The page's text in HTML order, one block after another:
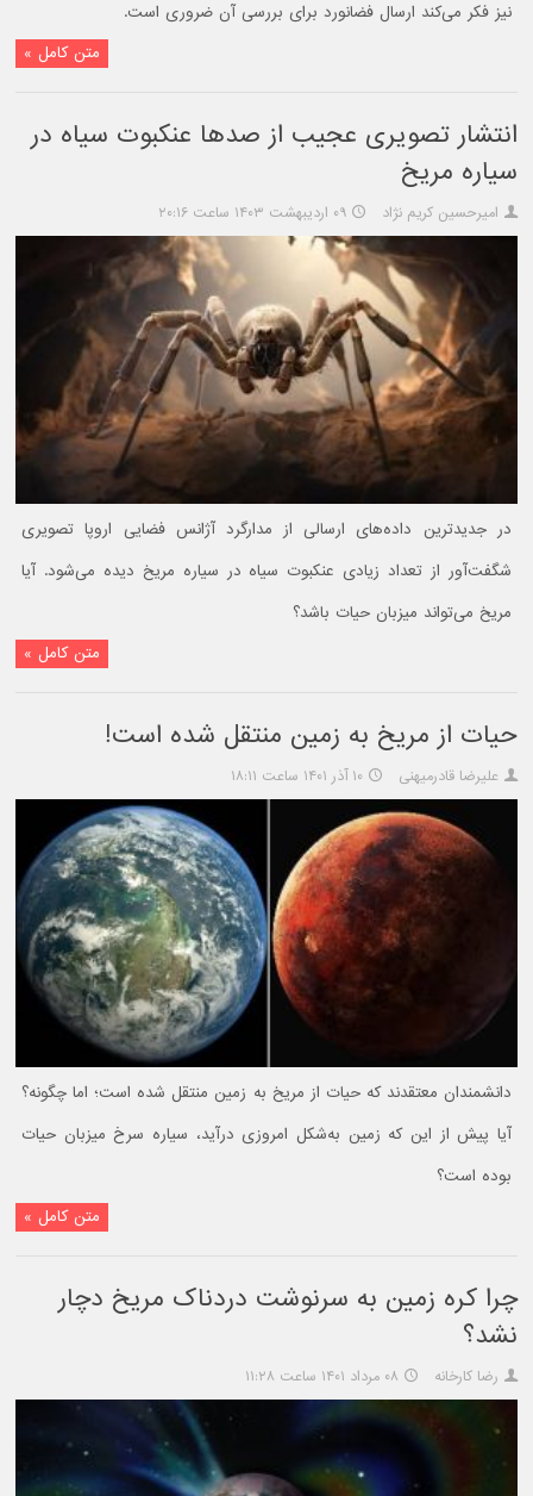
نیز فکر می‌کند ارسال فضانورد برای بررسی آن ضروری است.
متن کامل »
انتشار تصویری عجیب از صدها عنکبوت سیاه در
سیاره مریخ
امیرحسین کریم نژاد ۰۹ اردیبهشت ۱۴۰۳ ساعت ۲۰:۱۶
در جدیدترین داده‌های ارسالی از مدارگرد آژانس فضایی اروپا تصویری
شگفت‌آور از تعداد زیادی عنکبوت سیاه در سیاره مریخ دیده می‌شود. آیا
مریخ می‌تواند میزبان حیات باشد؟
متن کامل »
حیات از مریخ به زمین منتقل شده است!
علیرضا قادرمیهنی ۱۰ آذر ۱۴۰۱ ساعت ۱۸:۱۱
دانشمندان معتقدند که حیات از مریخ به زمین منتقل شده است؛ اما چگونه؟
آیا پیش از این که زمین به‌شکل امروزی درآید، سیاره سرخ میزبان حیات
بوده است؟
متن کامل »
چرا کره زمین به سرنوشت دردناک مریخ دچار
نشد؟
رضا کارخانه ۰۸ مرداد ۱۴۰۱ ساعت ۱۱:۲۸